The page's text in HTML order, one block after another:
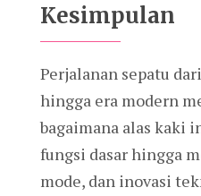
Kesimpulan
Perjalanan sepatu
hingga era modern
bagaimana alas kaki
fungsi dasar hingga
mode, dan inovasi